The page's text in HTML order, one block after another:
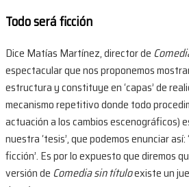
Todo será ficción
Dice Matías Martínez, director de
espectacular que nos proponemos
estructura y constituye en ‘capas’ de
mecanismo repetitivo donde todo
actuación a los cambios escenográficos)
nuestra ‘tesis’, que podemos enunciar así:
ficción’. Es por lo expuesto que diremos
versión de Comedia sin títuloexiste un